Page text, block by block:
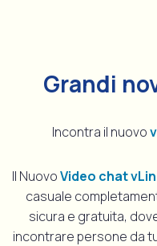
Grandi
Incontra il nuovo
Il NuovoVideo chat
casuale
sicura e gratuita,
incontrare persone da